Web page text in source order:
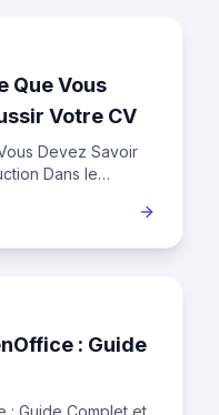
Que Vous
Votre CV
Devez Savoir
Dans le
: Guide
: Guide Complet et